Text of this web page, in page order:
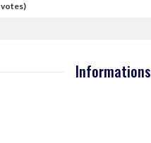
votes)
Informations